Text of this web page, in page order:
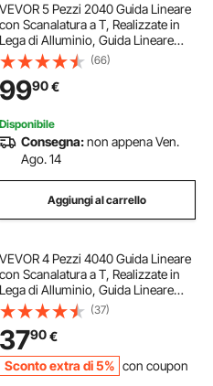
VEVOR 5 Pezzi 2040 Guida Lineare
con Scanalatura a T, Realizzate in
Lega di Alluminio, Guida Lineare
Anodizzata Estruso ad Alta
Resistenza per Stampante,
Incisione Laser, Nero 2000 mm
(66)
9990€
Disponibile
Consegna:non appena Ven.
Ago. 14
Aggiungi al carrello
VEVOR 4 Pezzi 4040 Guida Lineare
con Scanalatura a T, Realizzate in
Lega di Alluminio, Guida Lineare
Anodizzata Estruso ad Alta
Resistenza per Stampante,
Incisione Laser, Nero 600 mm
(37)
3790€
Sconto extra di 5% con coupon